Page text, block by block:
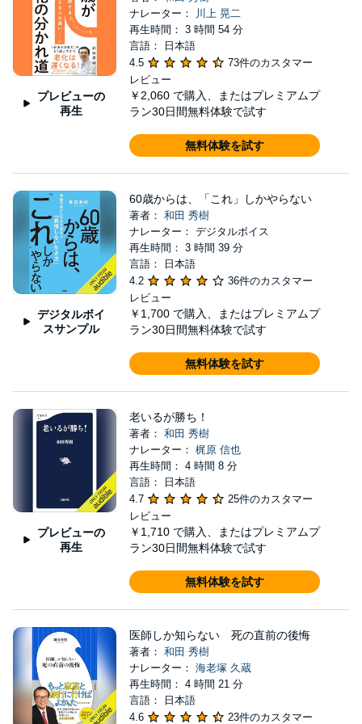
プレビューの
再生
ナレーター：
川上 晃二
再生時間： 3 時間 54 分
言語： 日本語
4.5
73件のカスタマー
レビュー
￥2,060 で購入、またはプレミアムプ
ラン30日間無料体験で試す
無料体験を試す
デジタルボイ
スサンプル
60歳からは、「これ」しかやらない
著者： 和田 秀樹
ナレーター： デジタルボイス
再生時間： 3 時間 39 分
言語： 日本語
4.2
36件のカスタマー
レビュー
￥1,700 で購入、またはプレミアムプ
ラン30日間無料体験で試す
無料体験を試す
プレビューの
再生
老いるが勝ち！
著者： 和田 秀樹
ナレーター： 梶原 信也
再生時間： 4 時間 8 分
言語： 日本語
4.7
25件のカスタマー
レビュー
￥1,710 で購入、またはプレミアムプ
ラン30日間無料体験で試す
無料体験を試す
医師しか知らない 死の直前の後悔
著者： 和田 秀樹
ナレーター： 海老塚 久蔵
再生時間： 4 時間 21 分
言語： 日本語
4.6
23件のカスタマー